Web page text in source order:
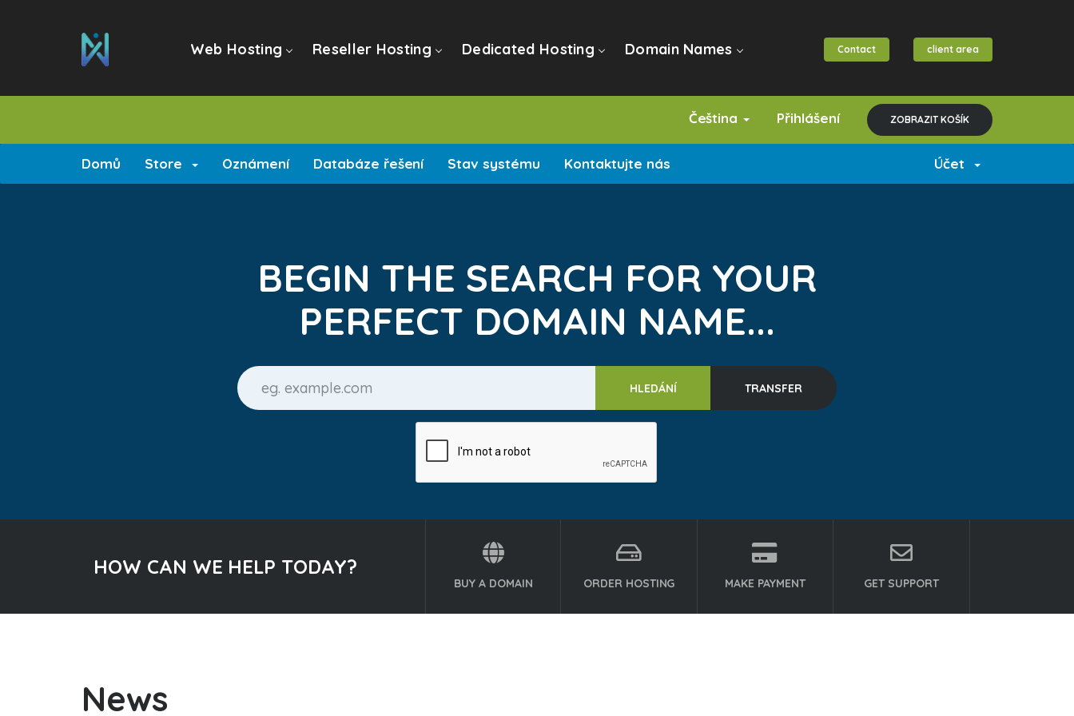
Web Hosting Reseller Hosting Dedicated Hosting Domain Names Contact client area
Čeština Přihlášení ZOBRAZIT KOŠÍK
Domů Store Oznámení Databáze řešení Stav systému Kontaktujte nás Účet
BEGIN THE SEARCH FOR YOUR
PERFECT DOMAIN NAME...
HOW CAN WE HELP TODAY?
BUY A DOMAIN ORDER HOSTING MAKE PAYMENT GET SUPPORT
News